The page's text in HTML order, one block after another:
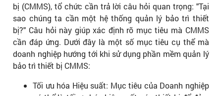
bị (CMMS), tổ chức cần trả lời câu hỏi quan trọng: "Tại
sao chúng ta cần một hệ thống quản lý bảo trì thiết
bị?" Câu hỏi này giúp xác định rõ mục tiêu mà CMMS
cần đáp ứng. Dưới đây là một số mục tiêu cụ thể mà
doanh nghiệp hướng tới khi sử dụng phần mềm quản lý
bảo trì thiết bị CMMS:
Tối ưu hóa Hiệu suất: Mục tiêu của Doanh nghiệp